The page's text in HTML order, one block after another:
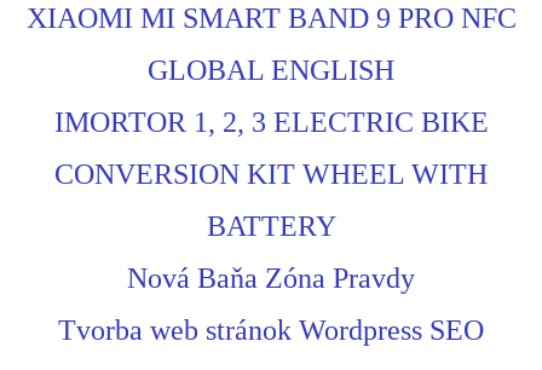
XIAOMI MI SMART BAND 9 PRO NFC
GLOBAL ENGLISH
IMORTOR 1, 2, 3 ELECTRIC BIKE
CONVERSION KIT WHEEL WITH
BATTERY
Nová Baňa Zóna Pravdy
Tvorba web stránok Wordpress SEO